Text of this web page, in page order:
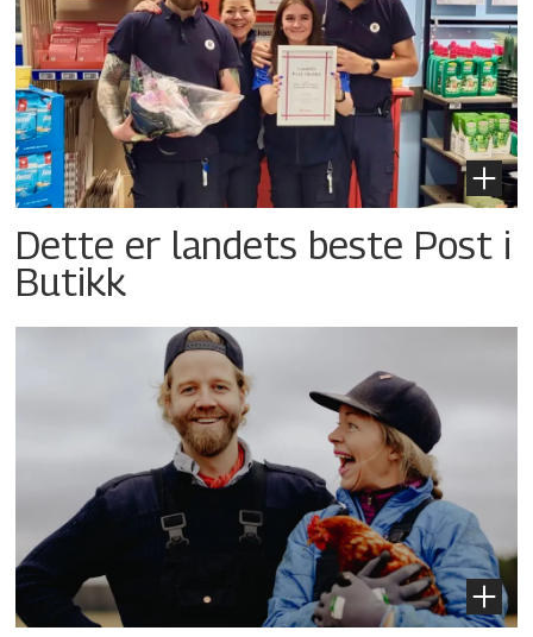
Dette er landets beste Post i
Butikk